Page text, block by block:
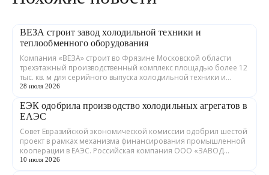
ВЕЗА строит завод холодильной техники и
теплообменного оборудования
Компания «ВЕЗА» строит во Фрязине Московской области
трехэтажный производственный комплекс площадью более 12
тыс. кв. м для серийного выпуска холодильной техники и
теплообменного оборудования. ...
28 июля 2026
ЕЭК одобрила производство холодильных агрегатов в
ЕАЭС
Совет Евразийской экономической комиссии одобрил шестой
проект в рамках механизма финансирования промышленной
кооперации в ЕАЭС. Российская компания ООО «ЗАВОД
ГРАДИЕНТ» совместно с предприятия...
10 июля 2026